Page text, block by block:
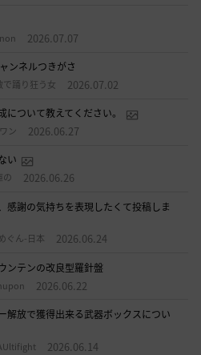
2026.07.07
ンネルつきがさ
で踊り狂う女 2026.07.02
ついて教えてください。
ン 2026.06.27
い
の 2026.06.26
感謝の気持ちを表現したくて投稿しま
ぐん-日本 2026.06.24
ンテンの改良型羅針盤
2026.06.22
解放で獲得出来る武器ボックスについ
2026.06.14